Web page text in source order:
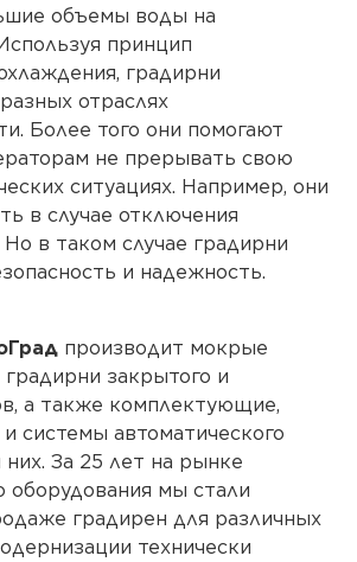
объемы воды на
принцип
градирни
отраслях
Более того они помогают
не прерывать свою
ситуациях. Например, они
в случае отключения
Но в таком случае градирни
и надежность.
производит мокрые
закрытого и
а также комплектующие,
системы автоматического
них. За 25 лет на рынке
оборудования мы стали
градирен для различных
технически